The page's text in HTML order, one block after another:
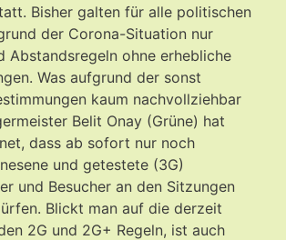
Bisher galten für alle politischen
der Corona-Situation nur
Abstandsregeln ohne erhebliche
Was aufgrund der sonst
kaum nachvollziehbar
Belit Onay (Grüne) hat
dass ab sofort nur noch
und getestete (3G)
und Besucher an den Sitzungen
Blickt man auf die derzeit
2G und 2G+ Regeln, ist auch